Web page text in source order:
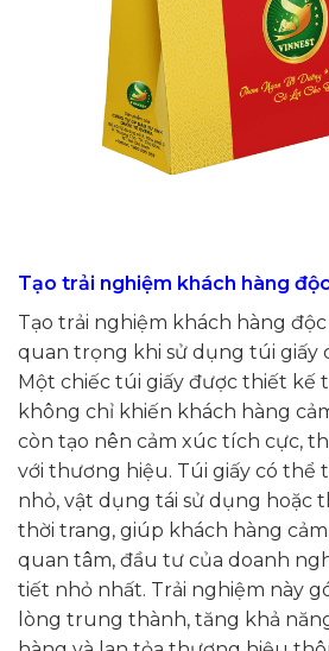
Tạo trải nghiệm khách hàng
Tạo trải nghiệm khách hàng
quan trọng khi sử dụng túi giấy
Một chiếc túi giấy được thiết kế
không chỉ khiến khách hàng
còn tạo nên cảm xúc tích cực,
với thương hiệu. Túi giấy có thể
nhỏ, vật dụng tái sử dụng hoặc
thời trang, giúp khách hàng
quan tâm, đầu tư của doanh
tiết nhỏ nhất. Trải nghiệm này
lòng trung thành, tăng khả